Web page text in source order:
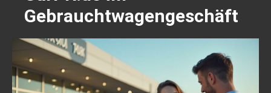
Gebrauchtwagengeschäft